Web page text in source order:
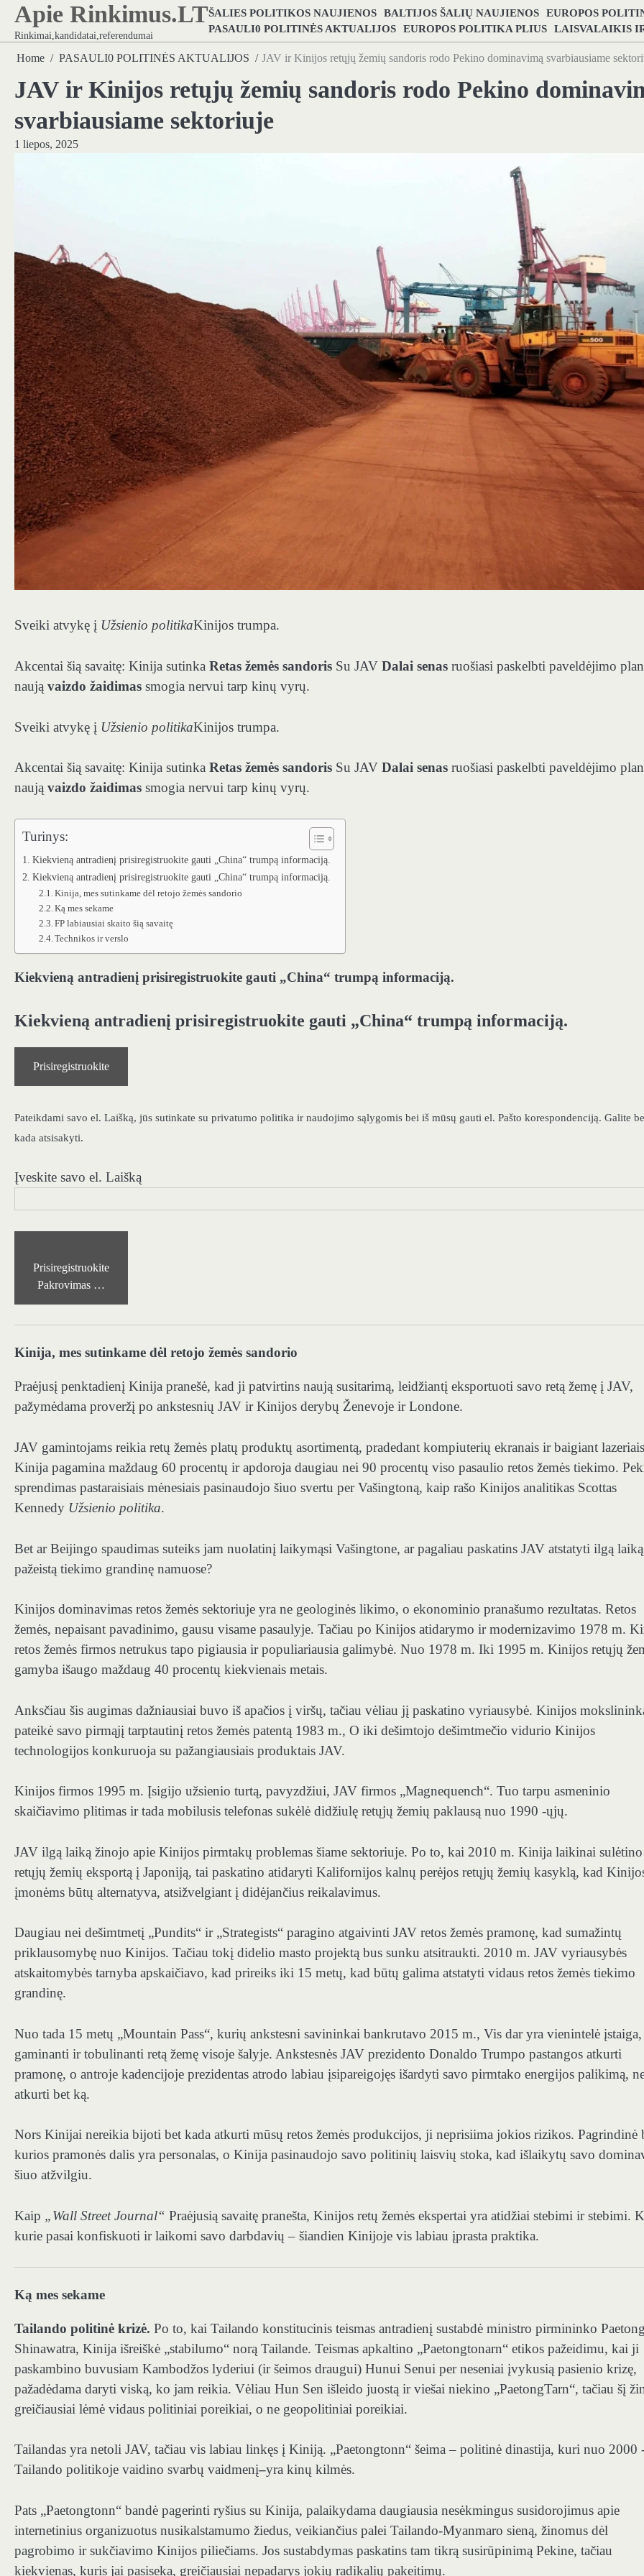
Skip
content
Apie Rinkimus.LT
Rinkimai,kandidatai,referendumai
ŠALIES POLITIKOS NAUJIENOS BALTIJOS ŠALIŲ NAUJIENOS EUROPOS
PASAULI0 POLITINĖS AKTUALIJOS EUROPOS POLITIKA PLIUS LAISVALAIKIS
Home PASAULI0 POLITINĖS AKTUALIJOS JAV ir Kinijos retųjų žemių sandoris rodo Pekino dominavimą svarbiausiame
JAV ir Kinijos retųjų žemių sandoris rodo Pekino
svarbiausiame sektoriuje
1 liepos, 2025
Sveiki atvykę į Užsienio politikaKinijos trumpa.
Akcentai šią savaitę: Kinija sutinka Retas žemės sandoris Su JAV Dalai senas ruošiasi paskelbti paveldėjimo
naują vaizdo žaidimas smogia nervui tarp kinų vyrų.
Sveiki atvykę į Užsienio politikaKinijos trumpa.
Akcentai šią savaitę: Kinija sutinka Retas žemės sandoris Su JAV Dalai senas ruošiasi paskelbti paveldėjimo
naują vaizdo žaidimas smogia nervui tarp kinų vyrų.
Turinys:
Kiekvieną antradienį prisiregistruokite gauti „China“ trumpą informaciją.
Kiekvieną antradienį prisiregistruokite gauti „China“ trumpą informaciją.
Kinija, mes sutinkame dėl retojo žemės sandorio
Ką mes sekame
FP labiausiai skaito šią savaitę
Technikos ir verslo
Kiekvieną antradienį prisiregistruokite gauti „China“ trumpą informaciją.
Kiekvieną antradienį prisiregistruokite gauti „China“ trumpą informaciją.
Prisiregistruokite
Pateikdami savo el. Laišką, jūs sutinkate su privatumo politika ir naudojimo sąlygomis bei iš mūsų gauti el. Pašto korespondenciją. Galite
kada atsisakyti.
Įveskite savo el. Laišką
Prisiregistruokite
Pakrovimas …
Kinija, mes sutinkame dėl retojo žemės sandorio
Praėjusį penktadienį Kinija pranešė, kad ji patvirtins naują susitarimą, leidžiantį eksportuoti savo retą žemę į JAV,
pažymėdama proveržį po ankstesnių JAV ir Kinijos derybų Ženevoje ir Londone.
JAV gamintojams reikia retų žemės platų produktų asortimentą, pradedant kompiuterių ekranais ir baigiant
Kinija pagamina maždaug 60 procentų ir apdoroja daugiau nei 90 procentų viso pasaulio retos žemės tiekimo.
sprendimas pastaraisiais mėnesiais pasinaudojo šiuo svertu per Vašingtoną, kaip rašo Kinijos analitikas Scottas
Kennedy Užsienio politika.
Bet ar Beijingo spaudimas suteiks jam nuolatinį laikymąsi Vašingtone, ar pagaliau paskatins JAV atstatyti ilgą laiką
pažeistą tiekimo grandinę namuose?
Kinijos dominavimas retos žemės sektoriuje yra ne geologinės likimo, o ekonominio pranašumo rezultatas. Retos
žemės, nepaisant pavadinimo, gausu visame pasaulyje. Tačiau po Kinijos atidarymo ir modernizavimo 1978 m.
retos žemės firmos netrukus tapo pigiausia ir populiariausia galimybė. Nuo 1978 m. Iki 1995 m. Kinijos retųjų
gamyba išaugo maždaug 40 procentų kiekvienais metais.
Anksčiau šis augimas dažniausiai buvo iš apačios į viršų, tačiau vėliau jį paskatino vyriausybė. Kinijos
pateikė savo pirmąjį tarptautinį retos žemės patentą 1983 m., O iki dešimtojo dešimtmečio vidurio Kinijos
technologijos konkuruoja su pažangiausiais produktais JAV.
Kinijos firmos 1995 m. Įsigijo užsienio turtą, pavyzdžiui, JAV firmos „Magnequench“. Tuo tarpu asmeninio
skaičiavimo plitimas ir tada mobilusis telefonas sukėlė didžiulę retųjų žemių paklausą nuo 1990 -ųjų.
JAV ilgą laiką žinojo apie Kinijos pirmtakų problemas šiame sektoriuje. Po to, kai 2010 m. Kinija laikinai sulėtino
retųjų žemių eksportą į Japoniją, tai paskatino atidaryti Kalifornijos kalnų perėjos retųjų žemių kasyklą, kad
įmonėms būtų alternatyva, atsižvelgiant į didėjančius reikalavimus.
Daugiau nei dešimtmetį „Pundits“ ir „Strategists“ paragino atgaivinti JAV retos žemės pramonę, kad sumažintų
priklausomybę nuo Kinijos. Tačiau tokį didelio masto projektą bus sunku atsitraukti. 2010 m. JAV vyriausybės
atskaitomybės tarnyba apskaičiavo, kad prireiks iki 15 metų, kad būtų galima atstatyti vidaus retos žemės tiekimo
grandinę.
Nuo tada 15 metų „Mountain Pass“, kurių ankstesni savininkai bankrutavo 2015 m., Vis dar yra vienintelė įstaiga,
gaminanti ir tobulinanti retą žemę visoje šalyje. Ankstesnės JAV prezidento Donaldo Trumpo pastangos atkurti
pramonę, o antroje kadencijoje prezidentas atrodo labiau įsipareigojęs išardyti savo pirmtako energijos palikimą,
atkurti bet ką.
Nors Kinijai nereikia bijoti bet kada atkurti mūsų retos žemės produkcijos, ji neprisiima jokios rizikos. Pagrindinė
kurios pramonės dalis yra personalas, o Kinija pasinaudojo savo politinių laisvių stoka, kad išlaikytų savo
šiuo atžvilgiu.
Kaip „Wall Street Journal“ Praėjusią savaitę pranešta, Kinijos retų žemės ekspertai yra atidžiai stebimi ir stebimi.
kurie pasai konfiskuoti ir laikomi savo darbdavių – šiandien Kinijoje vis labiau įprasta praktika.
Ką mes sekame
Tailando politinė krizė. Po to, kai Tailando konstitucinis teismas antradienį sustabdė ministro pirmininko
Shinawatra, Kinija išreiškė „stabilumo“ norą Tailande. Teismas apkaltino „Paetongtonarn“ etikos pažeidimu, kai ji
paskambino buvusiam Kambodžos lyderiui (ir šeimos draugui) Hunui Senui per neseniai įvykusią pasienio krizę,
pažadėdama daryti viską, ko jam reikia. Vėliau Hun Sen išleido juostą ir viešai niekino „PaetongTarn“, tačiau šį
greičiausiai lėmė vidaus politiniai poreikiai, o ne geopolitiniai poreikiai.
Tailandas yra netoli JAV, tačiau vis labiau linkęs į Kiniją. „Paetongtonn“ šeima – politinė dinastija, kuri nuo 2000
Tailando politikoje vaidino svarbų vaidmenį–yra kinų kilmės.
Pats „Paetongtonn“ bandė pagerinti ryšius su Kinija, palaikydama daugiausia nesėkmingus susidorojimus apie
internetinius organizuotus nusikalstamumo žiedus, veikiančius palei Tailando-Myanmaro sieną, žinomus dėl
pagrobimo ir sukčiavimo Kinijos piliečiams. Jos sustabdymas paskatins tam tikrą susirūpinimą Pekine, tačiau
kiekvienas, kuris jai pasiseka, greičiausiai nepadarys jokių radikalių pakeitimų.